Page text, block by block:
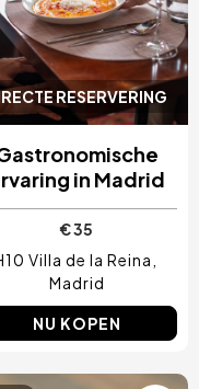
RESERVERING
in Madrid
€ 35
Villa de la Reina
Madrid
NU KOPEN